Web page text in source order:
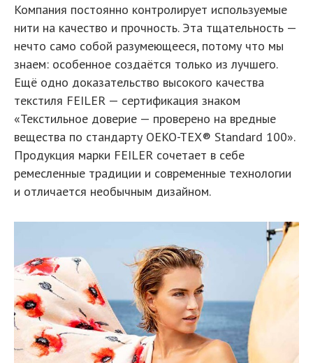
Компания постоянно контролирует используемые
нити на качество и прочность. Эта тщательность —
нечто само собой разумеющееся, потому что мы
знаем: особенное создаётся только из лучшего.
Ещё одно доказательство высокого качества
текстиля FEILER — сертификация знаком
«Текстильное доверие — проверено на вредные
вещества по стандарту OEKO-TEX® Standard 100».
Продукция марки FEILER сочетает в себе
ремесленные традиции и современные технологии
и отличается необычным дизайном.